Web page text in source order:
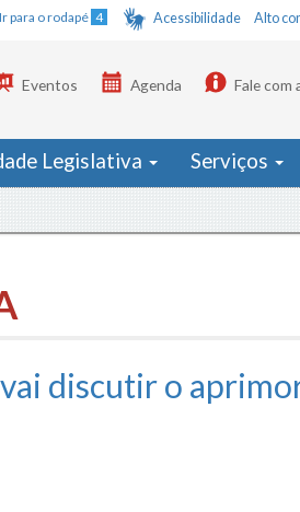
Ir para o rodapé 4 Acessibilidade Alto
Eventos Agenda Fale com
Legislativa Serviços
discutir o